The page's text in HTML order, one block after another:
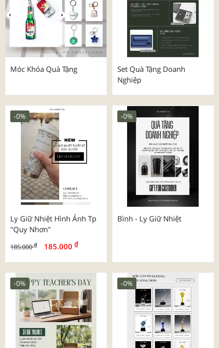
Móc Khóa Quà Tặng
Set Quà Tặng Doanh
Nghiệp
Ly Giữ Nhiệt Hình Ảnh Tp
"quy Nhơn"
185.000₫ 185.000 ₫
-0%
Bình - Ly Giữ Nhiệt
-0%
-0% -0%